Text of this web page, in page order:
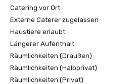
Catering vor Ort
Externe Caterer zugelassen
Haustiere erlaubt
Längerer Aufenthalt
Räumlichkeiten (Draußen)
Räumlichkeiten (Halbprivat)
Räumlichkeiten (Privat)